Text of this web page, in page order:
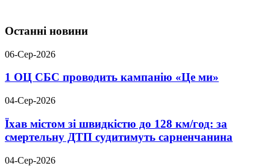
Останні новини
06-Сер-2026
1 ОЦ СБС проводить кампанію «Це ми»
04-Сер-2026
Їхав містом зі швидкістю до 128 км/год: за
смертельну ДТП судитимуть сарненчанина
04-Сер-2026